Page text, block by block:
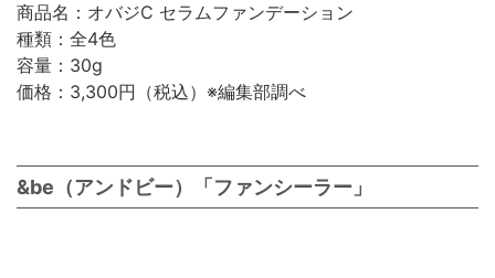
商品名：オバジC セラムファンデーション
種類：全4色
容量：30g
価格：3,300円（税込）※編集部調べ
&be（アンドビー）「ファンシーラー」